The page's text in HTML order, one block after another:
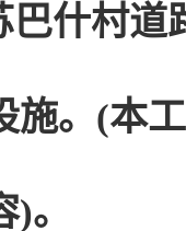
什村道
施。(本
。